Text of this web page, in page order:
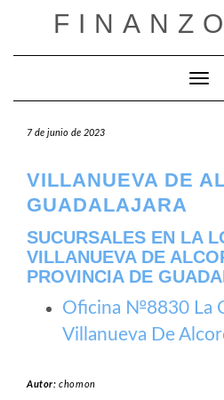
7 de junio de 2023
VILLANUEVA DE
GUADALAJARA
SUCURSALES EN LA
VILLANUEVA DE
PROVINCIA DE
Oficina №8830 La
Villanueva De
Autor:chomon